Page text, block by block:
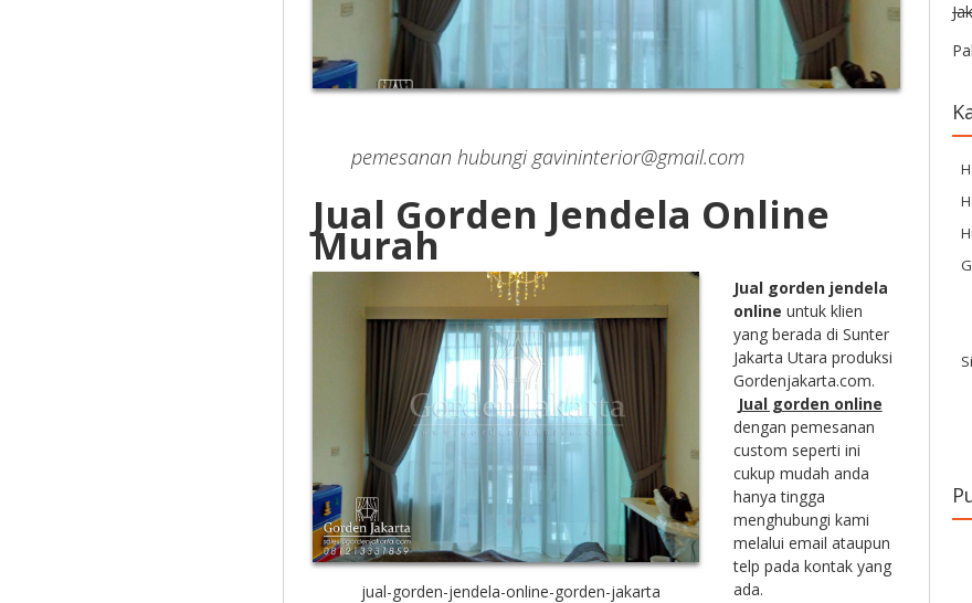
pemesanan hubungi gavininterior@gmail.com
Jual Gorden Jendela Online
Murah
jual-gorden-jendela-online-gorden-jakarta
Jual gorden jendela
online untuk klien
yang berada di Sunter
Jakarta Utara produksi
Gordenjakarta.com.
Jual gorden online
dengan pemesanan
custom seperti ini
cukup mudah anda
hanya tingga
menghubungi kami
melalui email ataupun
telp pada kontak yang
ada.